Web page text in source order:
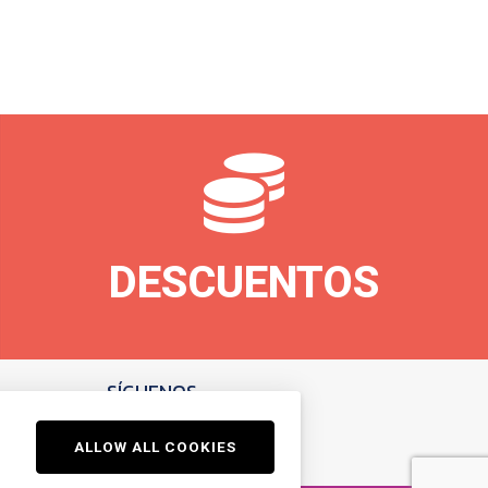
DESCUENTOS
SÍGUENOS
ALLOW ALL COOKIES